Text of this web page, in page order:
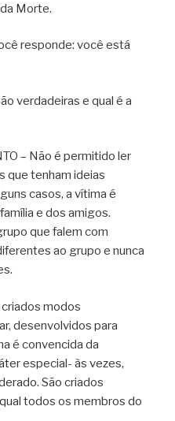
Morte.
responde: você está
verdadeiras e qual é a
– Não é permitido ler
que tenham ideias
casos, a vítima é
e dos amigos.
que falem com
ao grupo e nunca
modos
desenvolvidos para
é convencida da
especial- às vezes,
São criados
todos os membros do